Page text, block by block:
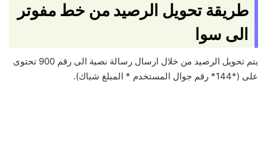
طريقة تحويل الرصيد من خط مفوتر
الى سوا
يتم تحويل الرصيد من خلال ارسال رسالة نصية الى رقم 900 تحتوى
على (*144* رقم جوال المستخدم * المبلغ شباك).